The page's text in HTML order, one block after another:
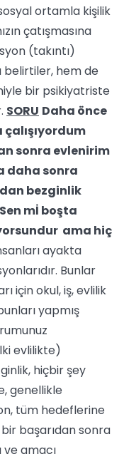
ortamla kişilik
çatışmasına
(takıntı)
belirtiler, hem de
bir psikiyatriste
SORU Daha önce
çalışıyordum
sonra evlenirim
daha sonra
bezginlik
mİ boşta
ama hiç
ayakta
Bunlar
için okul, iş, evlilik
yapmış
evlilikte)
hiçbir şey
genellikle
tüm hedeflerine
başarıdan sonra
ve amacı